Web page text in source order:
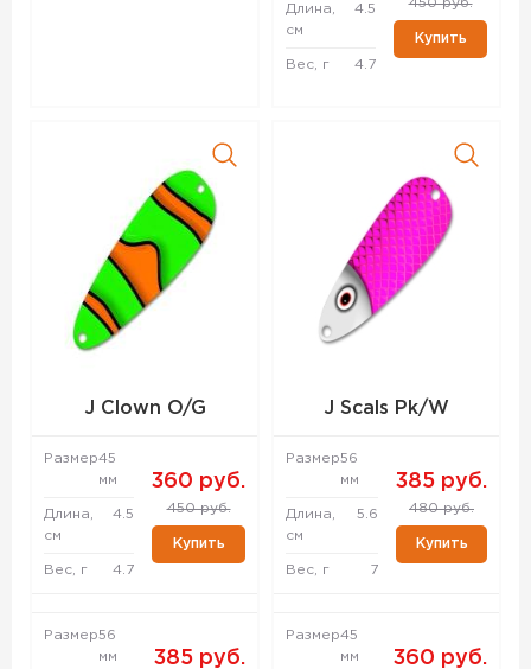
Длина,
см
4.5
Вес, г 4.7
450 руб.
Купить
J Clown O/G
Размер45
мм
Длина,
см
4.5
Вес, г 4.7
360 руб.
450 руб.
Купить
Размер56
мм
385 руб.
J Scals Pk/W
Размер56
мм
Длина,
см
5.6
Вес, г 7
385 руб.
480 руб.
Купить
Размер45
мм
360 руб.